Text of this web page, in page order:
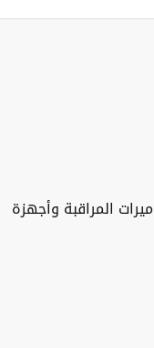
المراقبة وأجهزة